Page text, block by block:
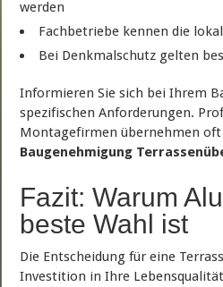
werden
Fachbetriebe kennen die
Bei Denkmalschutz gelten
Informieren Sie sich bei Ihrem
spezifischen Anforderungen.
Montagefirmen übernehmen
Baugenehmigung
Fazit: Warum
beste Wahl ist
Die Entscheidung für eine
Investition in Ihre